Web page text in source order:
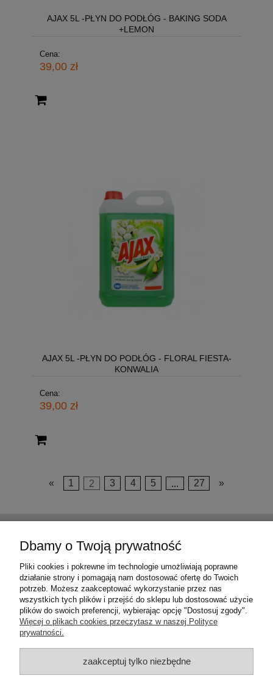
AJAX 5L -PŁYN DO PODŁÓG - BAKING SODA
+LEMON
Cena:
39,00 zł
AJAX 5L -PŁYN DO PODŁÓG - FLORAL FIESTA-
KONWALIA
Cena:
39,00 zł
« 1 2 3 4 5 ... 27 »
Płatności i dostawa
Informacje
Dbamy o Twoją prywatność
Pliki cookies i pokrewne im technologie umożliwiają poprawne
działanie strony i pomagają nam dostosować ofertę do Twoich
potrzeb. Możesz zaakceptować wykorzystanie przez nas
wszystkich tych plików i przejść do sklepu lub dostosować użycie
plików do swoich preferencji, wybierając opcję "Dostosuj zgody".
Więcej o plikach cookies przeczytasz w naszej Polityce
prywatności.
zaakceptuj tylko niezbędne